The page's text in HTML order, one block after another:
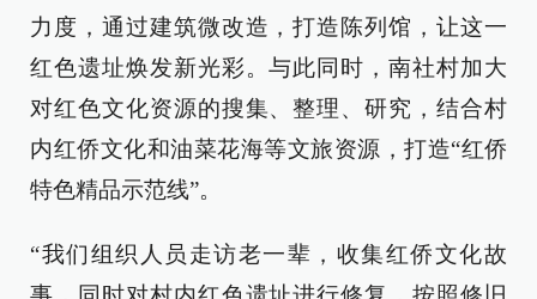
力度，通过建筑微改造，打造陈列馆，让这一
红色遗址焕发新光彩。与此同时，南社村加大
对红色文化资源的搜集、整理、研究，结合村
内红侨文化和油菜花海等文旅资源，打造“红侨
特色精品示范线”。
“我们组织人员走访老一辈，收集红侨文化故